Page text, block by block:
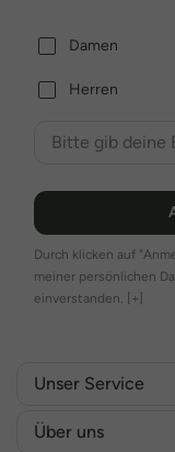
Damen
Herren
Durch klicken auf
meiner persönlichen
einverstanden. [+]
Unser Service
Über uns